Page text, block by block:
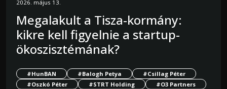
2026. május 13.
Megalakult a Tisza-kormány:
kikre kell figyelnie a startup-
ökoszisztémának?
#HunBAN #Balogh Petya
#Csillag Péter
#Oszkó Péter
#STRT Holding
#O3 Partners